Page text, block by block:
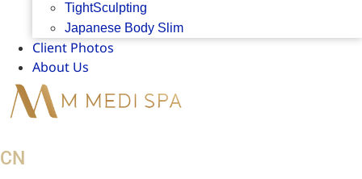
TightSculpting
Japanese Body Slim
Client Photos
About Us
CN